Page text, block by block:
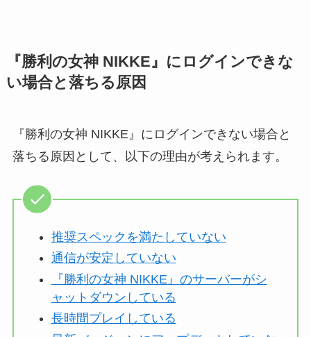
『勝利の女神 NIKKE』にログインできな
い場合と落ちる原因
『勝利の女神 NIKKE』にログインできない場合と
落ちる原因として、以下の理由が考えられます。
推奨スペックを満たしていない
通信が安定していない
『勝利の女神 NIKKE』のサーバーがシ
ャットダウンしている
長時間プレイしている